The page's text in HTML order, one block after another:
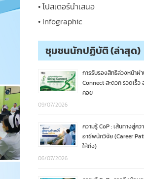
• โปสเตอร์นำเสนอ
• Infographic
ชุมชนนักปฏิบัติ (ล่าสุด)
การรับรองสิทธิล่วงหน้าผ่
Connect สะดวก รวดเร็ว
คอย
09/07/2026
ความรู้ CoP : เส้นทางสู่คว
อาชีพนักวิจัย (Career
ให้ถึง)
06/07/2026